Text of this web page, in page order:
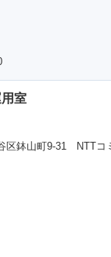
室
鉢山町9-31 NTTコ